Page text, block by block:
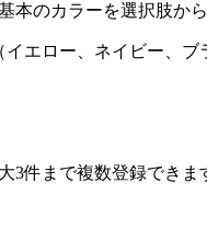
のカラーを選択肢か
エロー、ネイビー、
3件まで複数登録でき